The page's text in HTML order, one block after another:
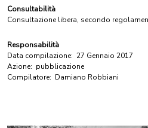
Consultabilità
Consultazione libera, secondo
Responsabilità
Data compilazione: 27 Gennaio 2017
Azione: pubblicazione
Compilatore: Damiano Robbiani